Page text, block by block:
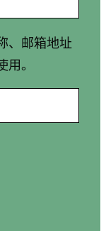
、邮箱地址
。